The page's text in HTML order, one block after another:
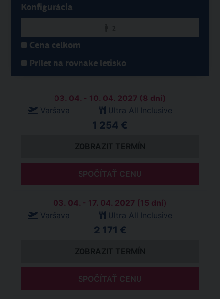
Konfigurácia
Cena celkom
Prílet na rovnake letisko
03. 04. - 10. 04. 2027 (8 dní)
Varšava
Ultra All Inclusive
1 254 €
ZOBRAZIT TERMÍN
SPOČÍTAŤ CENU
03. 04. - 17. 04. 2027 (15 dní)
Varšava
Ultra All Inclusive
2 171 €
ZOBRAZIT TERMÍN
SPOČÍTAŤ CENU